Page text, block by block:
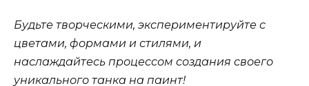
Будьте творческими, экспериментируйте с
цветами, формами и стилями, и
наслаждайтесь процессом создания своего
уникального танка на паинт!